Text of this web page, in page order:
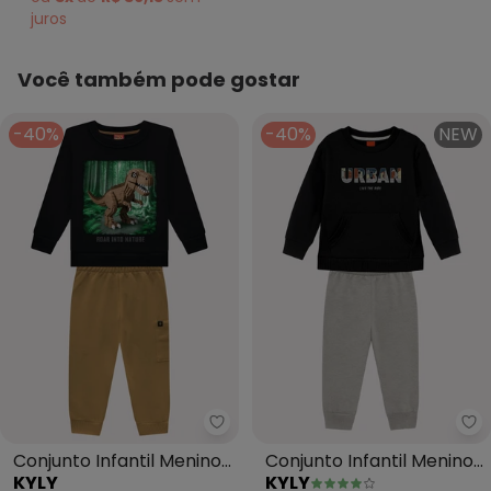
juros
Você também pode gostar
-40%
Kyly - Conjunto Infantil Menino
Conjunto Infantil Menino
KYLY
-40% NEW
Conjunto Infantil Menino
KYLY